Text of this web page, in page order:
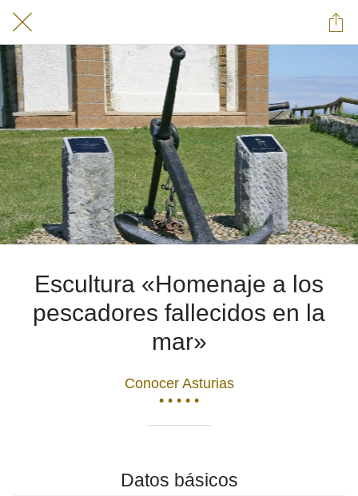
Escultura «Homenaje a los
pescadores fallecidos en la
mar»
Conocer Asturias
• • • • •
Datos básicos